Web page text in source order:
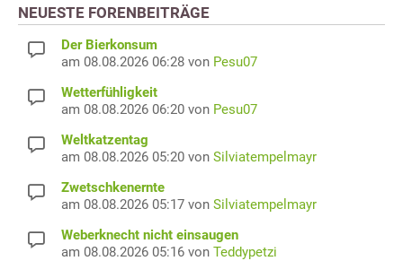
NEUESTE FORENBEITRÄGE
Der Bierkonsum
am 08.08.2026 06:28 von Pesu07
Wetterfühligkeit
am 08.08.2026 06:20 von Pesu07
Weltkatzentag
am 08.08.2026 05:20 von Silviatempelmayr
Zwetschkenernte
am 08.08.2026 05:17 von Silviatempelmayr
Weberknecht nicht einsaugen
am 08.08.2026 05:16 von Teddypetzi